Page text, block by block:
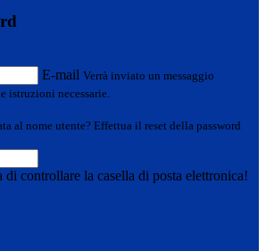
E-mail Verrà inviato un messaggio
istruzioni necessarie.
al nome utente? Effettua il reset della password
controllare la casella di posta elettronica!